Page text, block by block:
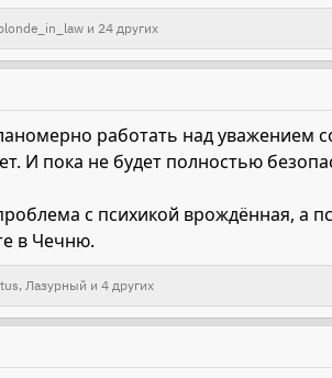
и 24 других
работать над уважением
И пока не будет полностью
с психикой врождённая, а
в Чечню.
, Лазурный и 4 других